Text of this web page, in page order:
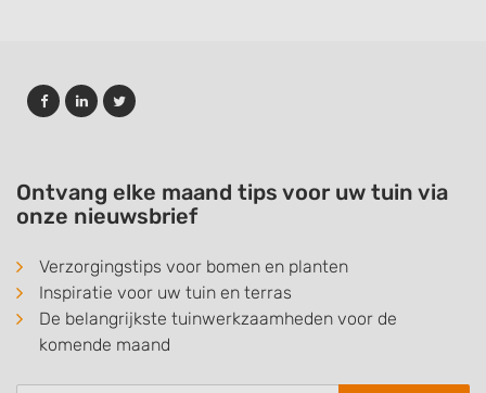
Ontvang elke maand tips voor uw tuin via
onze nieuwsbrief
Verzorgingstips voor bomen en planten
Inspiratie voor uw tuin en terras
De belangrijkste tuinwerkzaamheden voor de
komende maand